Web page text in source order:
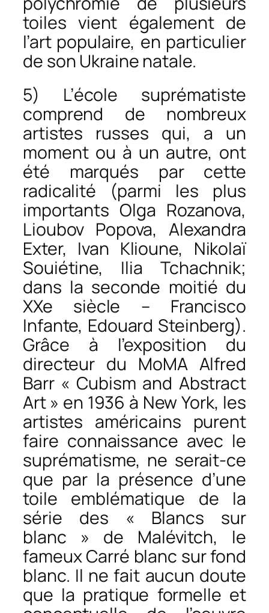
toiles vient également de
l’art populaire, en particulier
de son Ukraine natale.
5) L’école suprématiste
comprend de nombreux
artistes russes qui, a un
moment ou à un autre, ont
été marqués par cette
radicalité (parmi les plus
importants Olga Rozanova,
Lioubov Popova, Alexandra
Exter, Ivan Klioune, Nikolaï
Souiétine, Ilia Tchachnik;
dans la seconde moitié du
XXe siècle – Francisco
Infante, Edouard Steinberg).
Grâce à l’exposition du
directeur du MoMA Alfred
Barr « Cubism and Abstract
Art » en 1936 à New York, les
artistes américains purent
faire connaissance avec le
suprématisme, ne serait-ce
que par la présence d’une
toile emblématique de la
série des « Blancs sur
blanc » de Malévitch, le
fameux Carré blanc sur fond
blanc. Il ne fait aucun doute
que la pratique formelle et